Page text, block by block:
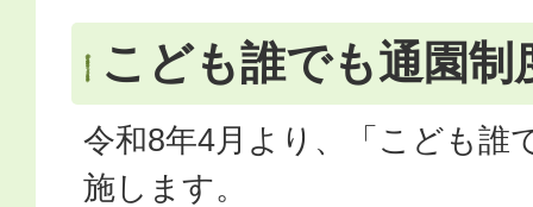
こども誰でも通園制
令和8年4月より、「こども誰
施します。